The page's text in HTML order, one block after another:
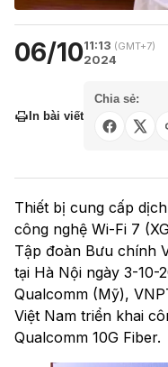
06/1011:13 (GMT+7)
2024
In bài viết
Chia sẻ:
Thiết bị cung cấp
công nghệ Wi-Fi 7
Tập đoàn Bưu chính
tại Hà Nội ngày 3-10-
Qualcomm (Mỹ),
Việt Nam triển khai
Qualcomm 10G Fiber.